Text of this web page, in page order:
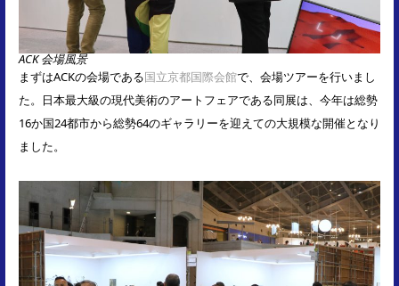
ACK 会場風景
まずはACKの会場である国立京都国際会館で、会場ツアーを行いまし
た。日本最大級の現代美術のアートフェアである同展は、今年は総勢
16か国24都市から総勢64のギャラリーを迎えての大規模な開催となり
ました。